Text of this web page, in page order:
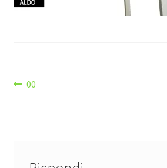
Navigazione
Articolo
00